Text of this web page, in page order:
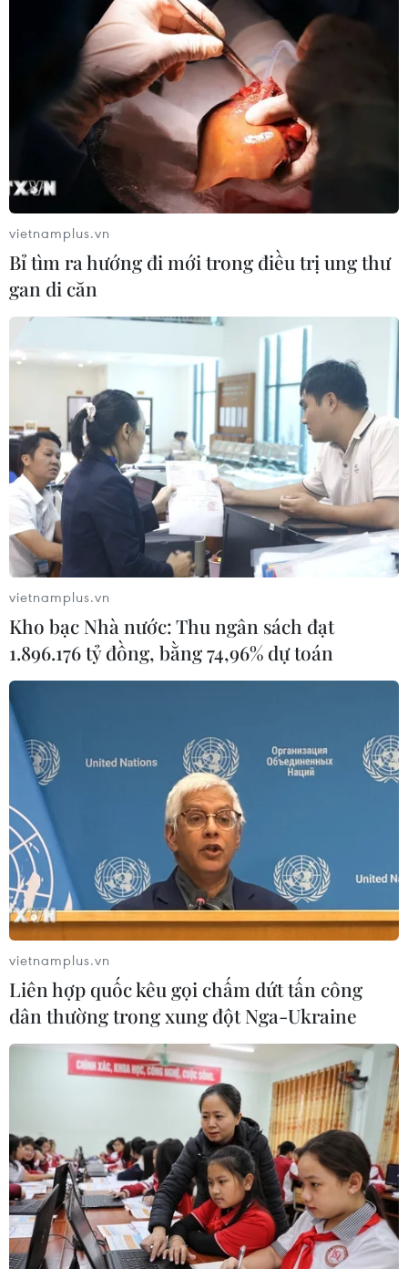
vietnamplus.vn
Bỉ tìm ra hướng đi mới trong điều trị ung thư
gan di căn
vietnamplus.vn
Kho bạc Nhà nước: Thu ngân sách đạt
1.896.176 tỷ đồng, bằng 74,96% dự toán
vietnamplus.vn
Liên hợp quốc kêu gọi chấm dứt tấn công
dân thường trong xung đột Nga-Ukraine